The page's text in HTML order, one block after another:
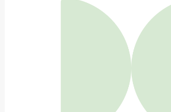
Adidas Gazelle Bold
24 202 ₽
Добавить в вишлист